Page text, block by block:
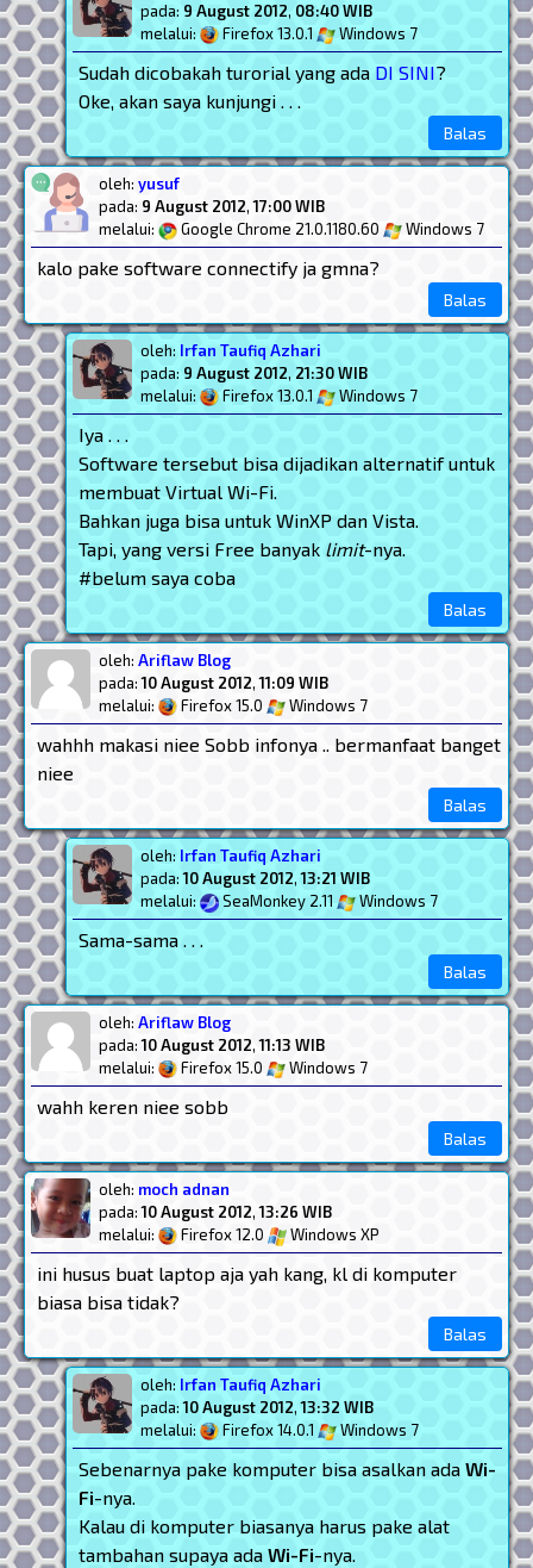
pada: 9 August 2012, 08:40 WIB
melalui:
Firefox 13.0.1 Windows 7
Sudah dicobakah turorial yang ada DI SINI?
Oke, akan saya kunjungi . . .
Balas
oleh: yusuf
pada: 9 August 2012,17:00 WIB
melalui:
Google Chrome 21.0.1180.60 Windows 7
kalo pake software connectify ja gmna?
Balas
oleh: Irfan Taufiq Azhari
pada: 9 August 2012, 21:30 WIB
melalui:
Firefox 13.0.1 Windows 7
Iya . . .
Software tersebut bisa dijadikan alternatif untuk
membuat Virtual Wi-Fi.
Bahkan juga bisa untuk WinXP dan Vista.
Tapi, yang versi Free banyak limit-nya.
#belum saya coba
Balas
oleh: Ariflaw Blog
pada:10 August 2012,11:09 WIB
melalui:
Firefox 15.0 Windows 7
wahhh makasi niee Sobb infonya .. bermanfaat banget
niee
Balas
oleh: Irfan Taufiq Azhari
pada:10 August 2012,13:21 WIB
melalui:
SeaMonkey 2.11 Windows 7
Sama-sama . . .
Balas
oleh: Ariflaw Blog
pada:10 August 2012,11:13 WIB
melalui:
Firefox 15.0 Windows 7
wahh keren niee sobb
Balas
oleh: moch adnan
pada:10 August 2012,13:26 WIB
melalui:
Firefox 12.0 Windows XP
ini husus buat laptop aja yah kang, kl di komputer
biasa bisa tidak?
Balas
oleh: Irfan Taufiq Azhari
pada:10 August 2012,13:32 WIB
melalui:
Firefox 14.0.1 Windows 7
Sebenarnya pake komputer bisa asalkan ada Wi-
Fi-nya.
Kalau di komputer biasanya harus pake alat
tambahan supaya ada Wi-Fi-nya.